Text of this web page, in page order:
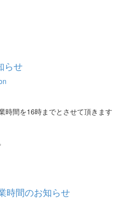
らせ
時間を16時までとさせて頂きます
時間のお知らせ